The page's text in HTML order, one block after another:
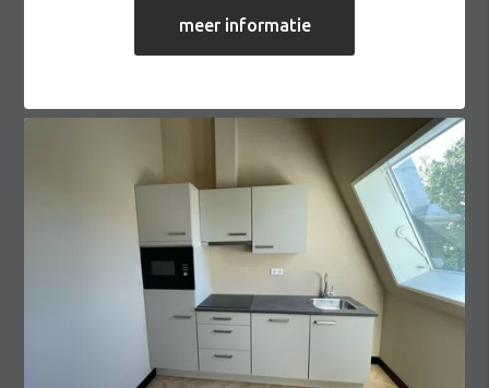
meer informatie